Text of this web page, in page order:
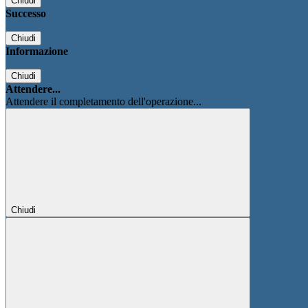
Successo
Chiudi
Informazione
Chiudi
Attendere...
Attendere il completamento dell'operazione...
Chiudi